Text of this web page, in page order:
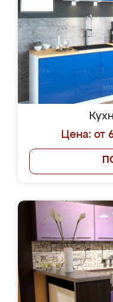
Цена: от